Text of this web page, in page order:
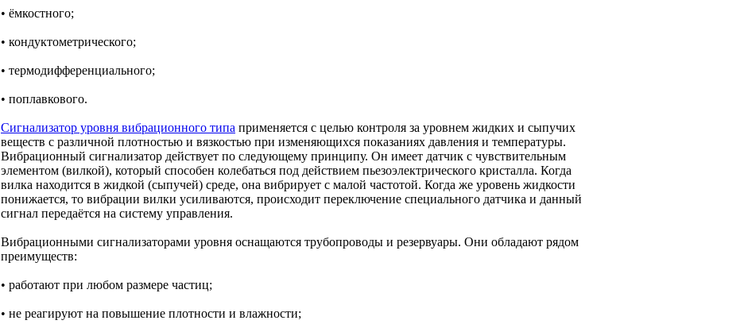
• ёмкостного;
• кондуктометрического;
• термодифференциального;
• поплавкового.
Сигнализатор уровня вибрационного типа применяется с целью контроля за уровнем жидких и сыпучих
веществ с различной плотностью и вязкостью при изменяющихся показаниях давления и температуры.
Вибрационный сигнализатор действует по следующему принципу. Он имеет датчик с чувствительным
элементом (вилкой), который способен колебаться под действием пьезоэлектрического кристалла. Когда
вилка находится в жидкой (сыпучей) среде, она вибрирует с малой частотой. Когда же уровень жидкости
понижается, то вибрации вилки усиливаются, происходит переключение специального датчика и данный
сигнал передаётся на систему управления.
Вибрационными сигнализаторами уровня оснащаются трубопроводы и резервуары. Они обладают рядом
преимуществ:
• работают при любом размере частиц;
• не реагируют на повышение плотности и влажности;